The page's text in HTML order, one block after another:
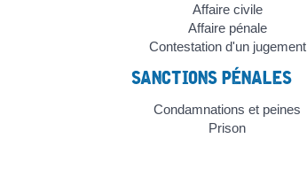
Affaire civile
Affaire pénale
Contestation d'un jugement
SANCTIONS PÉNALES
Condamnations et peines
Prison